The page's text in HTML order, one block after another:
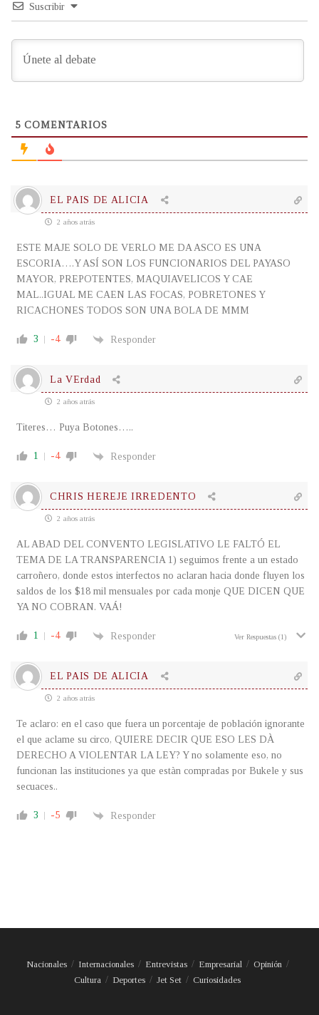
Suscribir
5 COMENTARIOS
EL PAIS DE ALICIA
2 años atrás
ESTE MAJE SOLO DE VERLO ME DA ASCO ES UNA
ESCORIA….Y ASÍ SON LOS FUNCIONARIOS DEL PAYASO
MAYOR, PREPOTENTES, MAQUIAVELICOS Y CAE
MAL..IGUAL ME CAEN LAS FOCAS, POBRETONES Y
RICACHONES TODOS SON UNA BOLA DE MMM
3 -4 Responder
La VErdad
2 años atrás
Titeres… Puya Botones…..
1 -4 Responder
CHRIS HEREJE IRREDENTO
2 años atrás
AL ABAD DEL CONVENTO LEGISLATIVO LE FALTÓ EL
TEMA DE LA TRANSPARENCIA 1) seguimos frente a un estado
carroñero, donde estos interfectos no aclaran hacia donde fluyen los
saldos de los $18 mil mensuales por cada monje QUE DICEN QUE
YA NO COBRAN. VAÁ!
1 -4 Responder Ver Respuestas (1)
EL PAIS DE ALICIA
2 años atrás
Te aclaro: en el caso que fuera un porcentaje de población ignorante
el que aclame su circo, QUIERE DECIR QUE ESO LES DÀ
DERECHO A VIOLENTAR LA LEY? Y no solamente eso, no
funcionan las instituciones ya que estàn compradas por Bukele y sus
secuaces..
3 -5 Responder
Nacionales Internacionales Entrevistas Empresarial
Opinión
Cultura
Deportes Jet Set Curiosidades